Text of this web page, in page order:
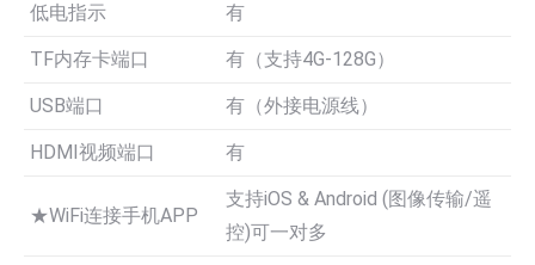
低电指示 有
TF内存卡端口 有（支持4G-128G）
USB端口 有（外接电源线）
HDMI视频端口 有
★WiFi连接手机APP
支持iOS & Android (图像传输/遥
控)可一对多